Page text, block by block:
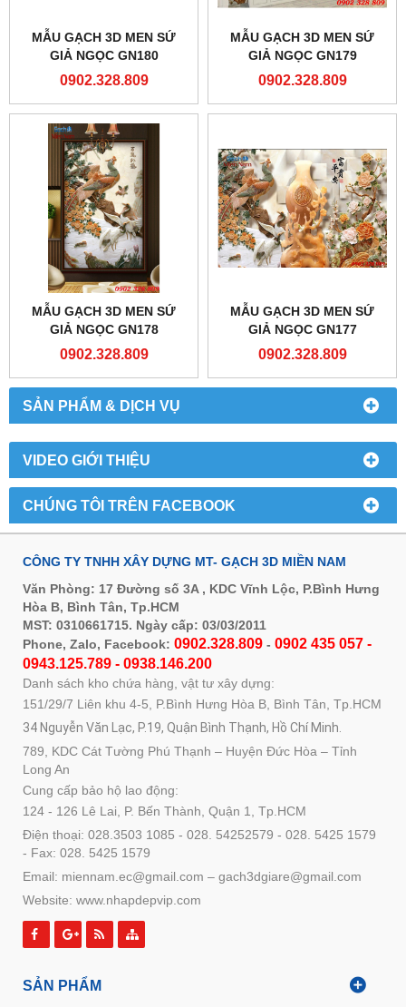
SẢN PHẨM & DỊCH VỤ
VIDEO GIỚI THIỆU
CHÚNG TÔI TRÊN FACEBOOK
MẪU GẠCH 3D MEN SỨ
GIẢ NGỌC GN180
0902.328.809
MẪU GẠCH 3D MEN SỨ
GIẢ NGỌC GN179
0902.328.809
MẪU GẠCH 3D MEN SỨ
GIẢ NGỌC GN178
0902.328.809
MẪU GẠCH 3D MEN SỨ
GIẢ NGỌC GN177
0902.328.809
CÔNG TY TNHH XÂY DỰNG MT- GẠCH 3D MIỀN NAM
Văn Phòng: 17 Đường số 3A , KDC Vĩnh Lộc, P.Bình Hưng
Hòa B, Bình Tân, Tp.HCM
MST: 0310661715. Ngày cấp: 03/03/2011
Phone, Zalo, Facebook: 0902.328.809 - 0902 435 057 -
0943.125.789 - 0938.146.200
Danh sách kho chứa hàng, vật tư xây dựng:
151/29/7 Liên khu 4-5, P.Bình Hưng Hòa B, Bình Tân, Tp.HCM
34 Nguyễn Văn Lạc, P.19, Quận Bình Thạnh, Hồ Chí Minh.
789, KDC Cát Tường Phú Thạnh – Huyện Đức Hòa – Tỉnh
Long An
Cung cấp bảo hộ lao động:
124 - 126 Lê Lai, P. Bến Thành, Quận 1, Tp.HCM
Điện thoại: 028.3503 1085 - 028. 54252579 - 028. 5425 1579
- Fax: 028. 5425 1579
Email: miennam.ec@gmail.com – gach3dgiare@gmail.com
Website: www.nhapdepvip.com
SẢN PHẨM